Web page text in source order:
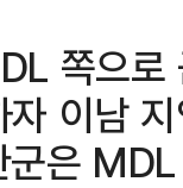
쪽으
이남
은